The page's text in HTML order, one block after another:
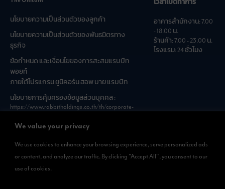
We value your privacy
We use cookies to enhance your browsing experience, serve personalized ads
or content, and analyze our traffic. By clicking "Accept All", you consent to our
use of cookies.
นโยบายความเป็นส่วนตัวของลูกค้า
นโยบายความเป็นส่วนตัวของพันธมิตรทาง
ธุรกิจ
ข้อกำหนด และเงื่อนไขของการสะสมแรบบิท
พอยท์
ภายใต้โปรแกรม ยูนิคอร์น ฮอพ บาย แรบบิท
นโยบายการคุ้มครองข้อมูลส่วนบุคคล :
https://www.rabbitholdings.co.th/th/corporate-
เวลาเปิดทำการ
อาคารสำนักงาน: 7.00
- 18.00 น.
ร้านค้า: 7.00 - 23.00 น.
โรงแรม: 24 ชั่วโมง
ดาวน์โหลดแอพได้แล้วที่